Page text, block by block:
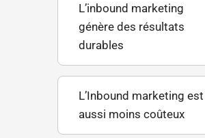
L’inbound marketing
génère des résultats
durables
L’Inbound marketing est
aussi moins coûteux